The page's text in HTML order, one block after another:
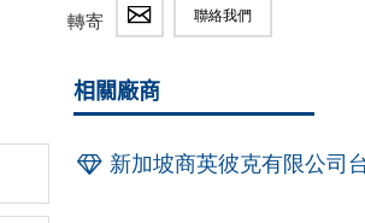
轉寄 聯絡我們
相關廠商
新加坡商英彼克有限公司